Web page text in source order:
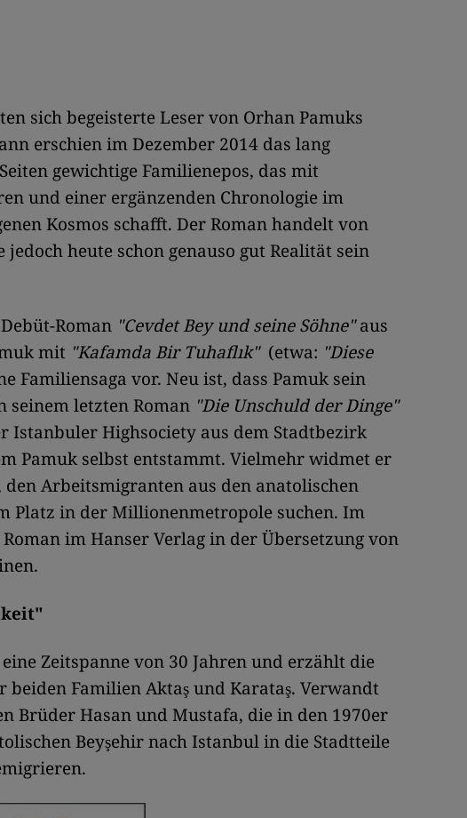
sich begeisterte Leser von Orhan Pamuks
erschien im Dezember 2014 das lang
gewichtige Familienepos, das mit
und einer ergänzenden Chronologie im
Kosmos schafft. Der Roman handelt von
heute schon genauso gut Realität sein
Roman "Cevdet Bey und seine Söhne"aus
mit "Kafamda Bir Tuhaflık" (etwa: "Diese
Familiensaga vor. Neu ist, dass Pamuk sein
seinem letzten Roman "Die Unschuld der Dinge"
Istanbuler Highsociety aus dem Stadtbezirk
Pamuk selbst entstammt. Vielmehr widmet er
den Arbeitsmigranten aus den anatolischen
Platz in der Millionenmetropole suchen. Im
im Hanser Verlag in der Übersetzung von
Zeitspanne von 30 Jahren und erzählt die
beiden Familien Aktaş und Karataş. Verwandt
Brüder Hasan und Mustafa, die in den 1970er
Beyşehir nach Istanbul in die Stadtteile